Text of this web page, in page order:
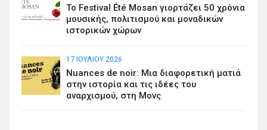
Το Festival Été Mosan γιορτάζει 50 χρόνια
μουσικής, πολιτισμού και μοναδικών
ιστορικών χώρων
17 ΙΟΥΛΊΟΥ 2026
Nuances de noir: Μια διαφορετική ματιά
στην ιστορία και τις ιδέες του
αναρχισμού, στη Μονς